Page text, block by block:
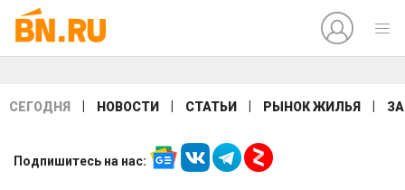
СЕГОДНЯ НОВОСТИ СТАТЬИ РЫНОК ЖИЛЬЯ
Подпишитесь на нас: